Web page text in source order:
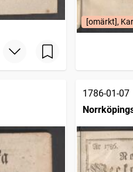
[omärkt],
1786-01-07